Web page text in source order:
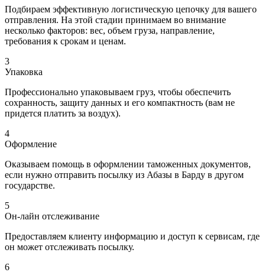
Подбираем эффективную логистическую цепочку для вашего
отправления. На этой стадии принимаем во внимание
несколько факторов: вес, объем груза, направление,
требования к срокам и ценам.
3
Упаковка
Профессионально упаковываем груз, чтобы обеспечить
сохранность, защиту данных и его компактность (вам не
придется платить за воздух).
4
Оформление
Оказываем помощь в оформлении таможенных документов,
если нужно отправить посылку из Абазы в Барду в другом
государстве.
5
Он-лайн отслеживание
Предоставляем клиенту информацию и доступ к сервисам, где
он может отслеживать посылку.
6